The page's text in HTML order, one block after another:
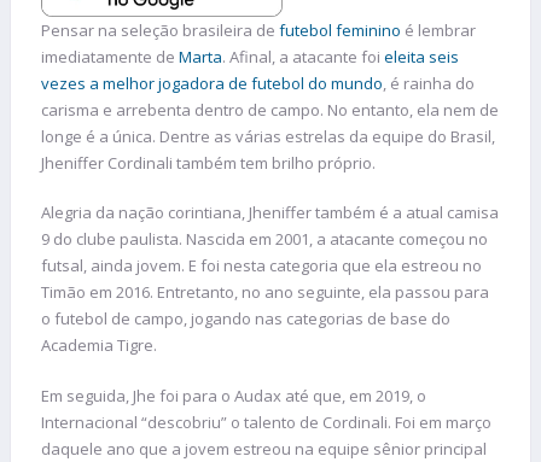
Pensar na seleção brasileira de futebol feminino é lembrar
imediatamente de Marta. Afinal, a atacante foi eleita seis
vezes a melhor jogadora de futebol do mundo, é rainha do
carisma e arrebenta dentro de campo. No entanto, ela nem de
longe é a única. Dentre as várias estrelas da equipe do Brasil,
Jheniffer Cordinali também tem brilho próprio.
Alegria da nação corintiana, Jheniffer também é a atual camisa
9 do clube paulista. Nascida em 2001, a atacante começou no
futsal, ainda jovem. E foi nesta categoria que ela estreou no
Timão em 2016. Entretanto, no ano seguinte, ela passou para
o futebol de campo, jogando nas categorias de base do
Academia Tigre.
Em seguida, Jhe foi para o Audax até que, em 2019, o
Internacional “descobriu” o talento de Cordinali. Foi em março
daquele ano que a jovem estreou na equipe sênior principal